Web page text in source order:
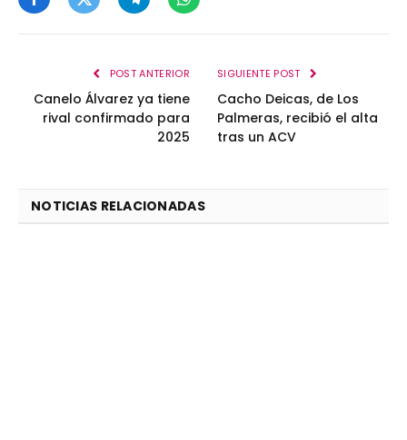
FacebookTwitterTelegramWhatsApp
POST ANTERIOR
Canelo Álvarez ya tiene
rival confirmado para
2025
SIGUIENTE POST
Cacho Deicas, de Los
Palmeras, recibió el alta
tras un ACV
NOTICIAS RELACIONADAS